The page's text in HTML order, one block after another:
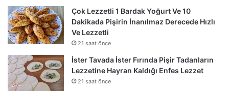
Çok Lezzetli 1 Bardak Yoğurt Ve 10
Dakikada Pişirin İnanılmaz Derecede Hızlı
Ve Lezzetli
21 saat önce
İster Tavada İster Fırında Pişir Tadanların
Lezzetine Hayran Kaldığı Enfes Lezzet
21 saat önce